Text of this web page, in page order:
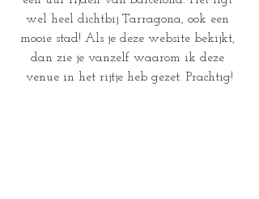
wel heel dichtbij Tarragona, ook een
mooie stad! Als je deze website bekijkt,
dan zie je vanzelf waarom ik deze
venue in het rijtje heb gezet. Prachtig!